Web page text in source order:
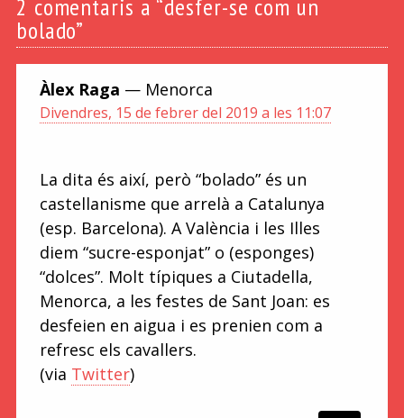
2 comentaris a “desfer-se com un
bolado”
Àlex Raga — Menorca
Divendres, 15 de febrer del 2019 a les 11:07
La dita és així, però “bolado” és un
castellanisme que arrelà a Catalunya
(esp. Barcelona). A València i les Illes
diem “sucre-esponjat” o (esponges)
“dolces”. Molt típiques a Ciutadella,
Menorca, a les festes de Sant Joan: es
desfeien en aigua i es prenien com a
refresc els cavallers.
(via Twitter)